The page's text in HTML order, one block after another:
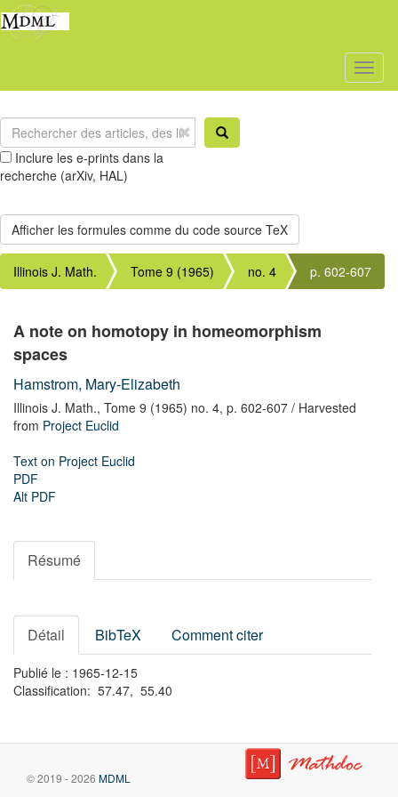
Inclure les e-prints dans la
recherche (arXiv, HAL)
Illinois J. Math. Tome 9 (1965) no. 4 p. 602-607
A note on homotopy in homeomorphism
spaces
Hamstrom, Mary-Elizabeth
Illinois J. Math., Tome 9 (1965) no. 4, p. 602-607 / Harvested
from Project Euclid
Text on Project Euclid
PDF
Alt PDF
Résumé
Détail BibTeX Comment citer
Publié le : 1965-12-15
Classification: 57.47, 55.40
© 2019 - 2026 MDML